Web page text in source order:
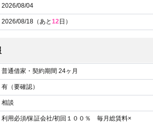
2026/08/04
2026/08/18（あと12日）
普通借家・契約期間 24ヶ月
有（要確認）
相談
利用必須/保証会社/初回１００％ 毎月総賃料×